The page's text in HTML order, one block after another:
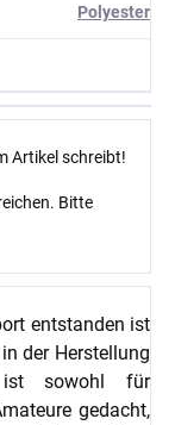
Polyester
Artikel schreibt!
Bitte
entstanden ist
in der Herstellung
ist sowohl für
gedacht,